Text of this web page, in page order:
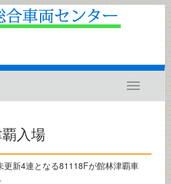
Toggle
navigation
入場
更新4連となる81118Fが館林津覇車